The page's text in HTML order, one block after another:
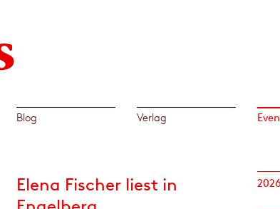
Blog Verlag
Elena Fischer liest in
2026